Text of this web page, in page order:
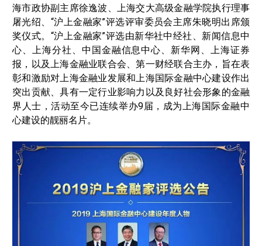
海市政协副主席徐逸波、上海交大高级金融学院执行理事
屠光绍、“沪上金融家”评选评审委员会主席朱晓明出席颁
奖仪式。“沪上金融家”评选由新华社中经社、新闻信息中
心、上海分社、中国金融信息中心、新华网、上海证券
报，以及上海金融业联合会、第一财经联合主办，旨在表
彰和激励对上海金融业发展和上海国际金融中心建设作出
突出贡献、具有一定行业影响力以及良好社会形象的金融
界人士，活动至今已连续举办9届，成为上海国际金融中
心建设的靓丽名片。